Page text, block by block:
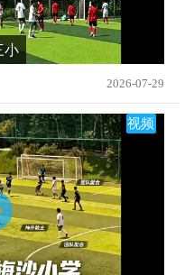
小
2026-07-29
视频